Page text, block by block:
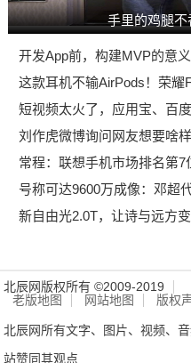
手里的鸡腿不
开发App前，构建MVP的意义
这款耳机不输AirPods！荣耀
短视频太火了，应用宝、百
刘作虎微博询问网友想要啥
常程：联想手机市场排名第7
号称可达9600万成像：邓超
新自由光2.0T，让诗与远方
北辰网版权所有 ©2009-2019
老版地图
网站地图 版权
北辰网所有文字、图片、视频、
站赞同其观点